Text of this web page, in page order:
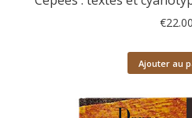
€22.00
Ajouter au